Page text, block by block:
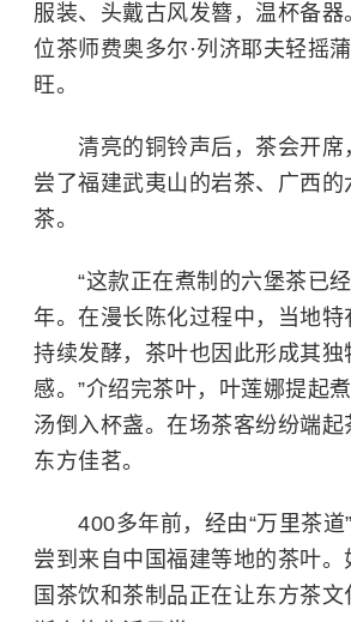
服装、头戴古风发簪，温杯备
位茶师费奥多尔·列济耶夫轻摇
旺。
清亮的铜铃声后，茶会开席
尝了福建武夷山的岩茶、广西的
茶。
“这款正在煮制的六堡茶已经
年。在漫长陈化过程中，当地特
持续发酵，茶叶也因此形成其独
感。”介绍完茶叶，叶莲娜提起
汤倒入杯盏。在场茶客纷纷端起
东方佳茗。
400多年前，经由“万里茶道”
尝到来自中国福建等地的茶叶。
国茶饮和茶制品正在让东方茶文